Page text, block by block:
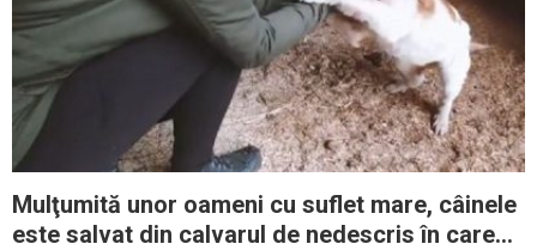
Mulţumită unor oameni cu suflet mare, câinele
este salvat din calvarul de nedescris în care